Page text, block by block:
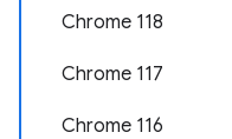
Chrome 118
Chrome 117
Chrome 116